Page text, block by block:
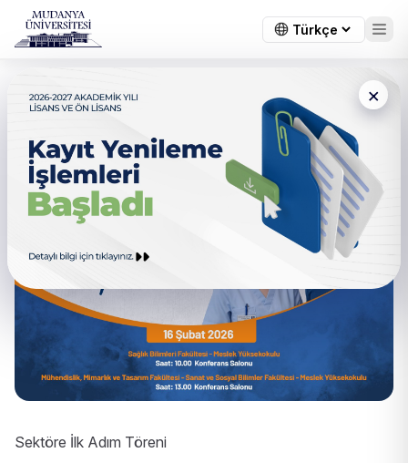
×
← Tüm duyurular
Sektöre İlk Adım Töreni
Sektöre İlk Adım Töreni